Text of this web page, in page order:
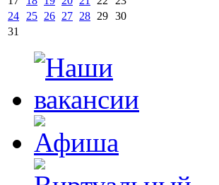
24
25 26 27 28 29 30
31